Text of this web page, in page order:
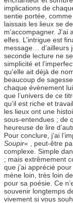
implications de
sentie portée,
laissais les lieux se
m’accompagner.
elfes. L’intrigue est
message… d’ailleurs
seconde lecture ne
simplicité et
qu’elle ait déjà de
beaucoup de
chaque évènement
que l’univers de ce
qu’il est riche et
les lieux ont une
sous-entendues ; de
heureuse de lire
Pour conclure, j’ai
Soupir« , peut-être
complexe. Simple
; mais extrêmement
que j’ai apprécié
mène loin, très loin
pour sa poésie. Ce
souvenir longtemps
vivement si vous